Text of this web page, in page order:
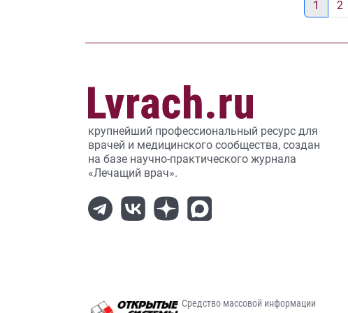
1 2
крупнейший профессиональный ресурс для
врачей и медицинского сообщества, создан
на базе научно-практического журнала
«Лечащий врач».
Средство массовой информации